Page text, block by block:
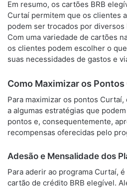
Em resumo, os cartões BRB
Curtaí permitem que os clientes
podem ser trocados por
Com uma variedade de cartões
os clientes podem escolher o
suas necessidades de gastos e
Como Maximizar os
Para maximizar os pontos
a algumas estratégias que
pontos e, consequentemente,
recompensas oferecidas pelo
Adesão e Mensalidade dos
Para aderir ao programa Curtaí,
cartão de crédito BRB elegível.